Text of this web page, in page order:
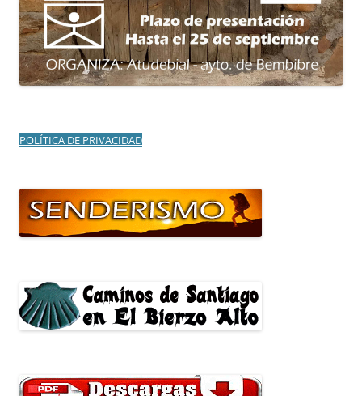
POLÍTICA DE PRIVACIDAD